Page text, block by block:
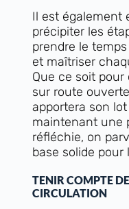
Il est également
précipiter les
prendre le
et maîtriser
Que ce soit
sur route
apportera son
maintenant une
réfléchie, on
base solide pour
TENIR COMPTE
CIRCULATION